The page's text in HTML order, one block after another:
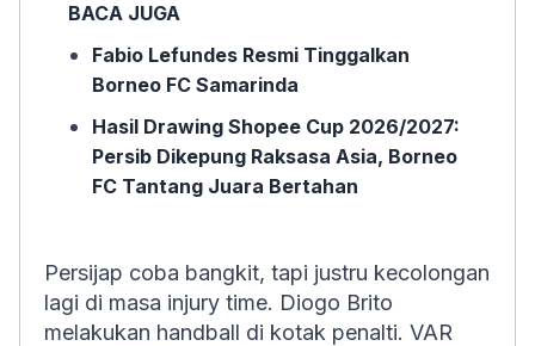
BACA JUGA
Fabio Lefundes Resmi Tinggalkan
Borneo FC Samarinda
Hasil Drawing Shopee Cup 2026/2027:
Persib Dikepung Raksasa Asia, Borneo
FC Tantang Juara Bertahan
Persijap coba bangkit, tapi justru kecolongan
lagi di masa injury time. Diogo Brito
melakukan handball di kotak penalti. VAR